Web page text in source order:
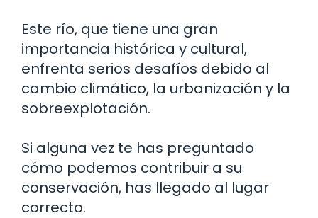
Este río, que tiene una gran
importancia histórica y cultural,
enfrenta serios desafíos debido al
cambio climático, la urbanización y la
sobreexplotación.
Si alguna vez te has preguntado
cómo podemos contribuir a su
conservación, has llegado al lugar
correcto.